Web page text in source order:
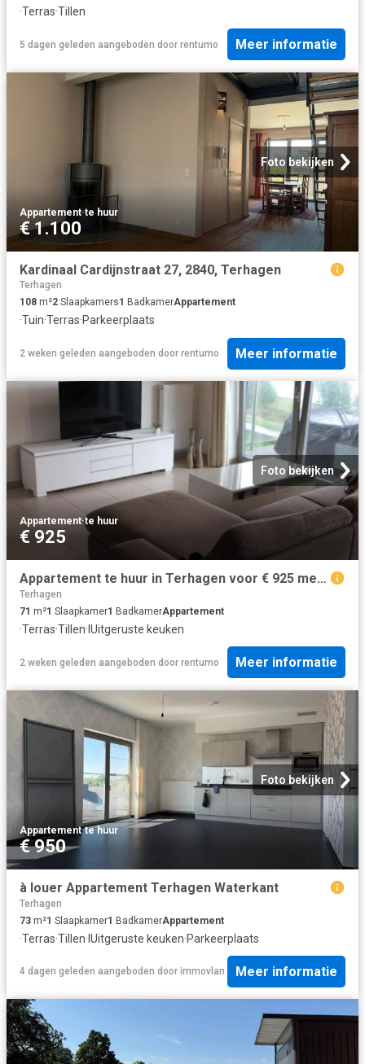
·Terras·Tillen
5 dagen geleden aangeboden door rentumo Meer informatie
Foto bekijken
Appartement·te huur
€ 1.100
Kardinaal Cardijnstraat 27, 2840, Terhagen
Terhagen
108 m²2 Slaapkamers1 BadkamerAppartement
·Tuin·Terras·Parkeerplaats
2 weken geleden aangeboden door rentumo Meer informatie
Foto bekijken
Appartement·te huur
€ 925
Appartement te huur in Terhagen voor € 925 met 1 slaapkamer
Terhagen
71 m²1 Slaapkamer1 BadkamerAppartement
·Terras·Tillen· IUitgeruste keuken
2 weken geleden aangeboden door rentumo Meer informatie
Foto bekijken
Appartement·te huur
€ 950
à louer Appartement Terhagen Waterkant
Terhagen
73 m²1 Slaapkamer1 BadkamerAppartement
·Terras·Tillen·IUitgeruste keuken·Parkeerplaats
4 dagen geleden aangeboden door immovlan Meer informatie